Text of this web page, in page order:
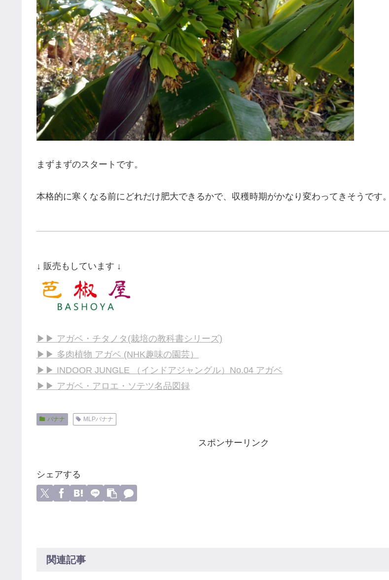
まずまずのスタートです。
本格的に寒くなる前にどれだけ肥大できるかで、収穫時期がかなり変わってきそうです。
↓ 販売もしています ↓
▶▶ アガベ・チタノタ(栽培の教科書シリーズ)
▶▶ 多肉植物 アガベ (NHK趣味の園芸）
▶▶ INDOOR JUNGLE （インドアジャングル）No.04 アガベ
▶▶ アガベ・アロエ・ソテツ名品図録
バナナ MLPバナナ
スポンサーリンク
シェアする
関連記事